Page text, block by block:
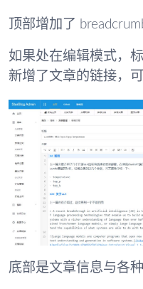
顶部增加了
如果处在编辑模式，
新增了文章的链接，
底部是文章信息与各